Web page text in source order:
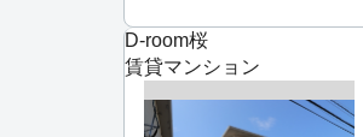
D-room桜
賃貸マンション